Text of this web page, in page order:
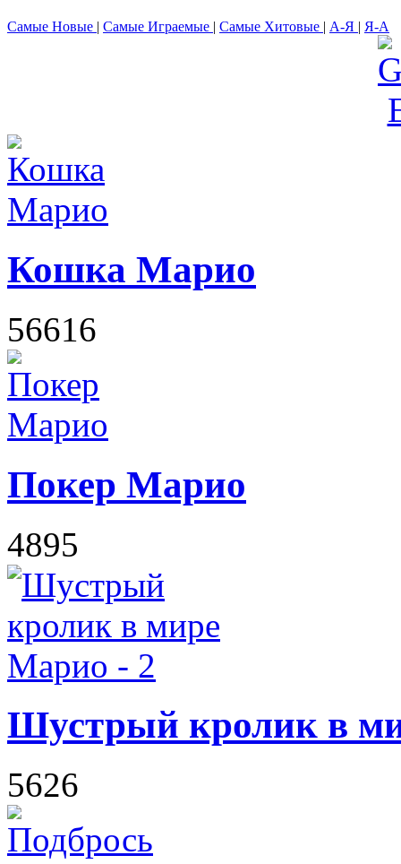
Самые Новые | Самые Играемые | Самые Хитовые | А-Я | Я-А
Кошка Марио
56616
Покер Марио
4895
Шустрый кролик в
5626